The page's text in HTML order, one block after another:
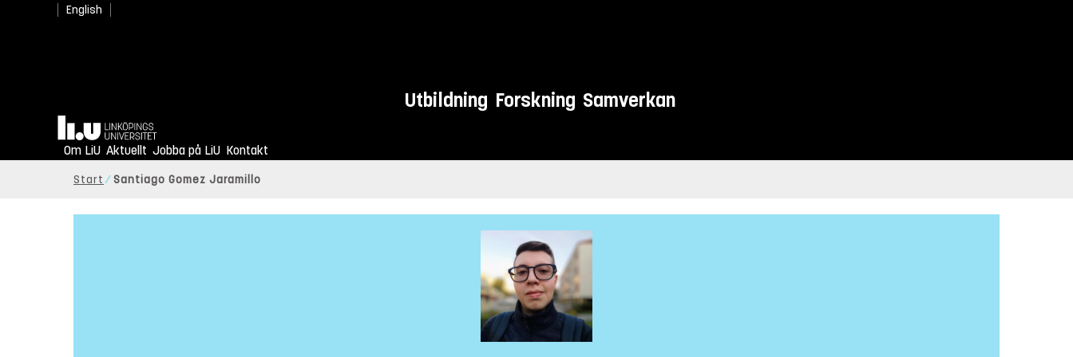
English
Utbildning Forskning Samverkan
Hem
Om LiU Aktuellt Jobba på LiU Kontakt
Start Santiago Gomez Jaramillo